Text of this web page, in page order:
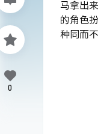
马拿出
的角色
种同而
0